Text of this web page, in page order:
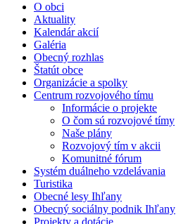
O obci
Aktuality
Kalendár akcií
Galéria
Obecný rozhlas
Štatút obce
Organizácie a spolky
Centrum rozvojového tímu
Informácie o projekte
O čom sú rozvojové tímy
Naše plány
Rozvojový tím v akcii
Komunitné fórum
Systém duálneho vzdelávania
Turistika
Obecné lesy Ihľany
Obecný sociálny podnik Ihľany